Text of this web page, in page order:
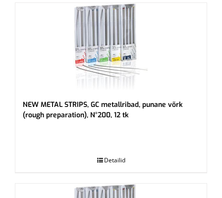
NEW METAL STRIPS, GC metallribad, punane võrk
(rough preparation), N°200, 12 tk
Detailid